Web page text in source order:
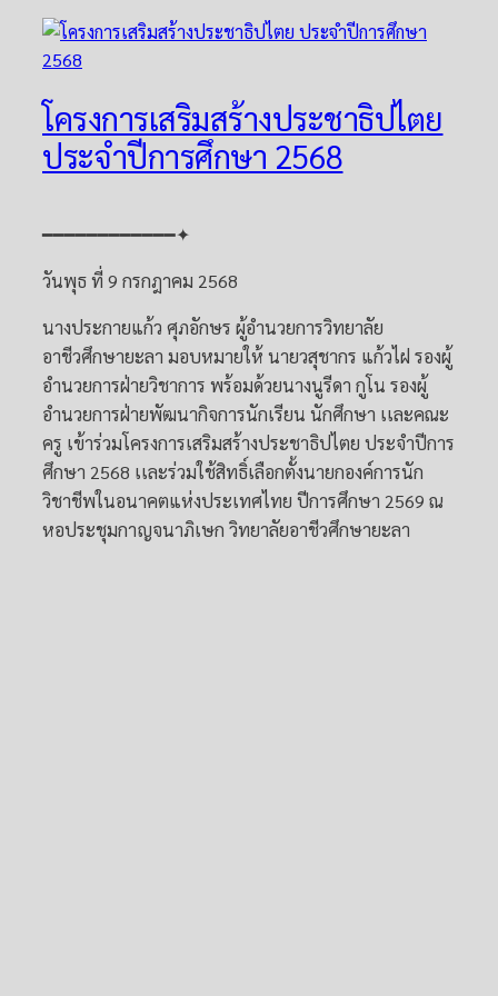
โครงการเสริมสร้างประชาธิปไตย
ประจำปีการศึกษา 2568
━━━━━━━━━━━━✦
วันพุธ ที่ 9 กรกฎาคม 2568
นางประกายแก้ว ศุภอักษร ผู้อำนวยการวิทยาลัย
อาชีวศึกษายะลา มอบหมายให้ นายวสุชากร แก้วไฝ รองผู้
อำนวยการฝ่ายวิชาการ พร้อมด้วยนางนูรีดา กูโน รองผู้
อำนวยการฝ่ายพัฒนากิจการนักเรียน นักศึกษา เเละคณะ
ครู เข้าร่วมโครงการเสริมสร้างประชาธิปไตย ประจำปีการ
ศึกษา 2568 เเละร่วมใช้สิทธิ์เลือกตั้งนายกองค์การนัก
วิชาชีพในอนาคตแห่งประเทศไทย ปีการศึกษา 2569 ณ
หอประชุมกาญจนาภิเษก วิทยาลัยอาชีวศึกษายะลา